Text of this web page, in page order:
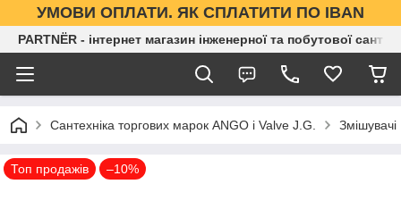
УМОВИ ОПЛАТИ. ЯК СПЛАТИТИ ПО IBAN
PARTNЁR - інтернет магазин інженерної та побутової
Сантехніка торгових марок ANGO і Valve J.G. Змішувачі
Топ продажів –10%